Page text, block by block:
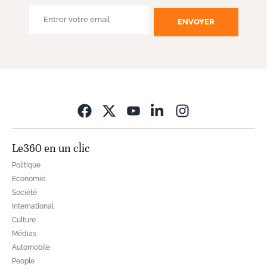
ENVOYER
Le360 en un clic
Politique
Economie
Société
International
Culture
Médias
Automobile
People